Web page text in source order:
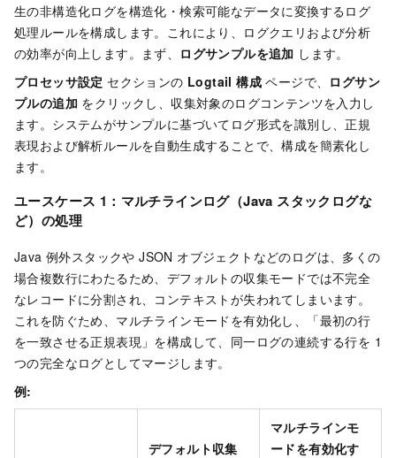
生の非構造化ログを構造化・検索可能なデータに変換するログ
処理ルールを構成します。これにより、ログクエリおよび分析
の効率が向上します。まず、 ログサンプルを追加 します。
プロセッサ設定 セクションの Logtail 構成 ページで、 ログサン
プルの追加 をクリックし、収集対象のログコンテンツを入力し
ます。システムがサンプルに基づいてログ形式を識別し、正規
表現および解析ルールを自動生成することで、構成を簡素化し
ます。
ユースケース 1：マルチラインログ（Java スタックログな
ど）の処理
Java 例外スタックや JSON オブジェクトなどのログは、多くの
場合複数行にわたるため、デフォルトの収集モードでは不完全
なレコードに分割され、コンテキストが失われてしまいます。
これを防ぐため、マルチラインモードを有効化し、「最初の行
を一致させる正規表現」を構成して、同一ログの連続する行を 1
つの完全なログとしてマージします。
例:
デフォルト収集
マルチラインモ
ードを有効化す